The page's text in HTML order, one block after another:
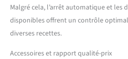
Malgré cela, l’arrêt automatique et les
disponibles offrent un contrôle
diverses recettes.
Accessoires et rapport qualité-prix